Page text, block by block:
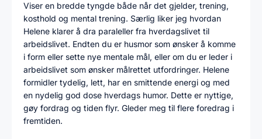
Viser en bredde tyngde både når det gjelder, trening,
kosthold og mental trening. Særlig liker jeg hvordan
Helene klarer å dra paraleller fra hverdagslivet til
arbeidslivet. Endten du er husmor som ønsker å komme
i form eller sette nye mentale mål, eller om du er leder i
arbeidslivet som ønsker målrettet utfordringer. Helene
formidler tydelig, lett, har en smittende energi og med
en nydelig god dose hverdags humor. Dette er nyttige,
gøy fordrag og tiden flyr. Gleder meg til flere foredrag i
fremtiden.